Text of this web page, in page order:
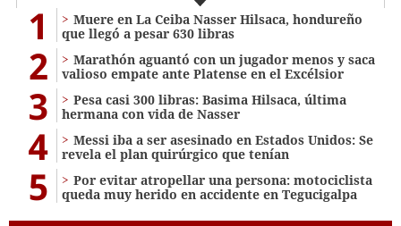
1
Muere en La Ceiba Nasser Hilsaca, hondureño
que llegó a pesar 630 libras
2
Marathón aguantó con un jugador menos y saca
valioso empate ante Platense en el Excélsior
3
Pesa casi 300 libras: Basima Hilsaca, última
hermana con vida de Nasser
4
Messi iba a ser asesinado en Estados Unidos: Se
revela el plan quirúrgico que tenían
5
Por evitar atropellar una persona: motociclista
queda muy herido en accidente en Tegucigalpa